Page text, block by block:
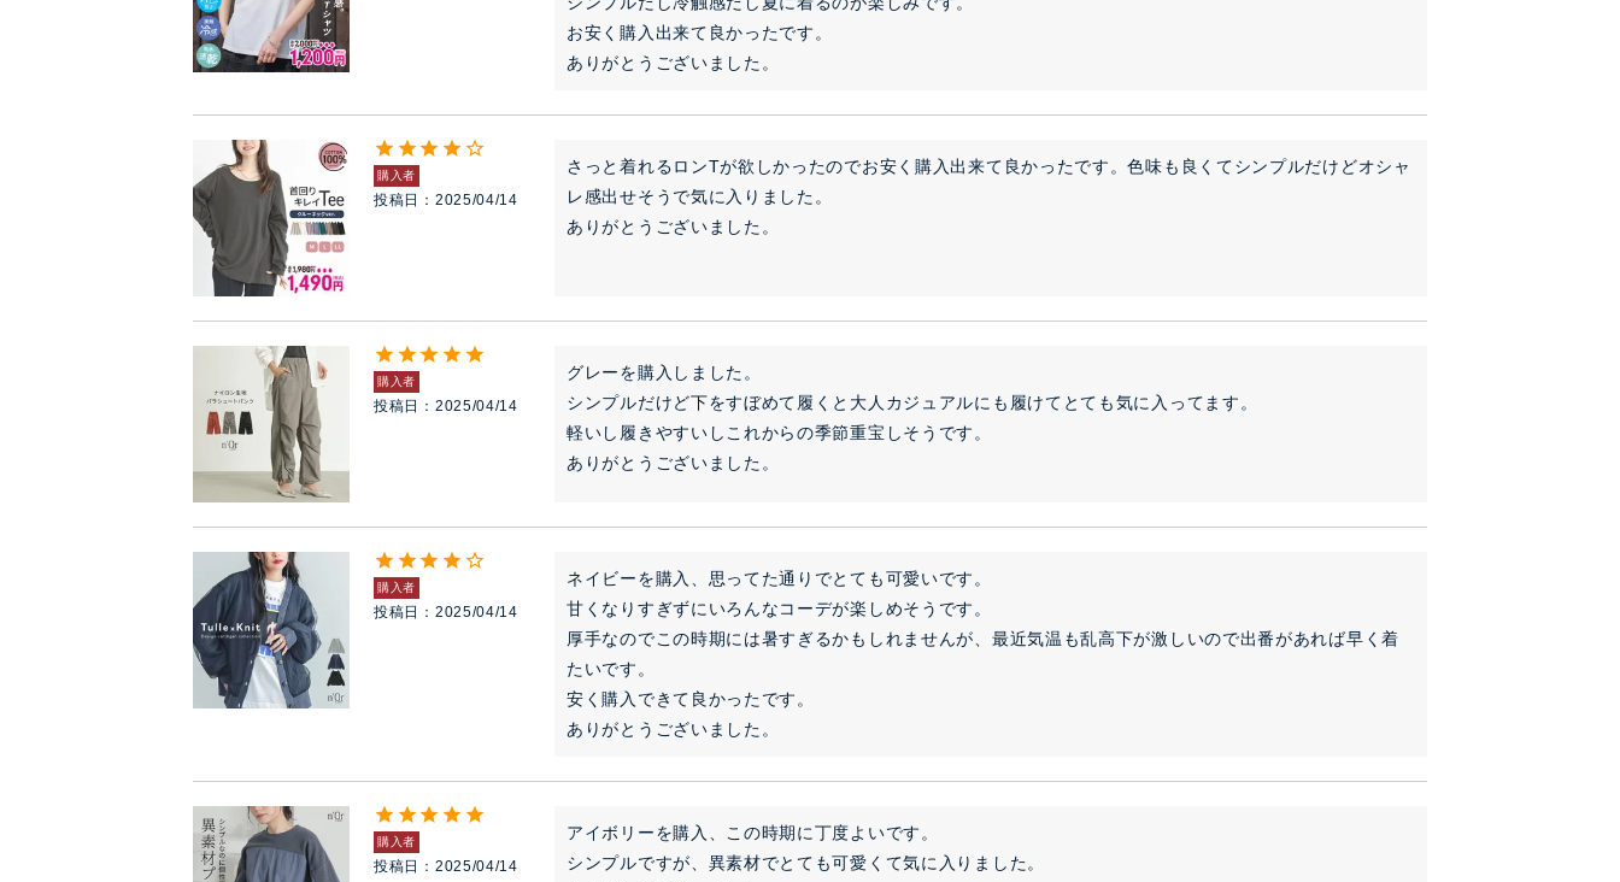
お安く購入出来て良かったです。
ありがとうございました。
購入者
投稿日 2025/04/14
さっと着れるロンTが欲しかったのでお安く購入出来て良かったです。色味も良くてシンプルだけどオシャ
レ感出せそうで気に入りました。
ありがとうございました。
購入者
投稿日 2025/04/14
グレーを購入しました。
シンプルだけど下をすぼめて履くと大人カジュアルにも履けてとても気に入ってます。
軽いし履きやすいしこれからの季節重宝しそうです。
ありがとうございました。
購入者
投稿日 2025/04/14
ネイビーを購入、思ってた通りでとても可愛いです。
甘くなりすぎずにいろんなコーデが楽しめそうです。
厚手なのでこの時期には暑すぎるかもしれませんが、最近気温も乱高下が激しいので出番があれば早く着
たいです。
安く購入できて良かったです。
ありがとうございました。
購入者
投稿日 2025/04/14
アイボリーを購入、この時期に丁度よいです。
シンプルですが、異素材でとても可愛くて気に入りました。